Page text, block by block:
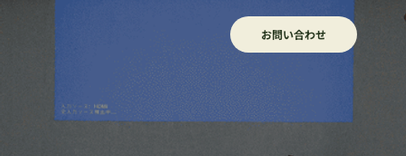
お問い合わせ